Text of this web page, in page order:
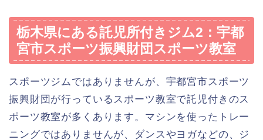
栃木県にある託児所付きジム2：宇都
宮市スポーツ振興財団スポーツ教室
スポーツジムではありませんが、宇都宮市スポーツ
振興財団が行っているスポーツ教室で託児付きのス
ポーツ教室が多くあります。マシンを使ったトレー
ニングではありませんが、ダンスやヨガなどの、ジ